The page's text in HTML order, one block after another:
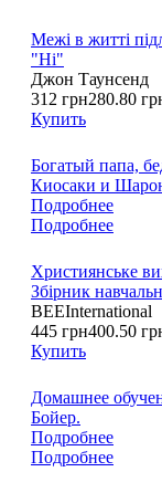
Межі в житті
"Ні"
Джон Таунсенд
312 грн280.80
Купить
Богатый папа,
Киосаки и
Подробнее
Подробнее
Християнське
Збірник
BEEInternational
445 грн400.50
Купить
Домашнее
Бойер.
Подробнее
Подробнее